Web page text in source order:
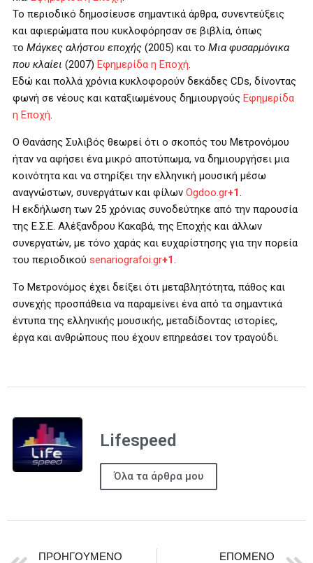
Το περιοδικό δημοσίευσε σημαντικά άρθρα, συνεντεύξεις
και αφιερώματα που κυκλοφόρησαν σε βιβλία, όπως
το Μάγκες αλήστου εποχής (2005) και το Μια φυσαρμόνικα
που κλαίει (2007) Εφημερίδα η Εποχή.
Εδώ και πολλά χρόνια κυκλοφορούν δεκάδες CDs, δίνοντας
φωνή σε νέους και καταξιωμένους δημιουργούς Εφημερίδα
η Εποχή.
Ο Θανάσης Συλιβός θεωρεί ότι ο σκοπός του Μετρονόμου
ήταν να αφήσει ένα μικρό αποτύπωμα, να δημιουργήσει μια
κοινότητα και να στηρίξει την ελληνική μουσική μέσω
αναγνώστων, συνεργάτων και φίλων Ogdoo.gr+1.
Η εκδήλωση των 25 χρόνιας συνοδεύτηκε από την παρουσία
της Ε.Σ.Ε. Αλέξανδρου Κακαβά, της Εποχής και άλλων
συνεργατών, με τόνο χαράς και ευχαρίστησης για την πορεία
του περιοδικού senariografoi.gr+1.
Το Μετρονόμος έχει δείξει ότι μεταβλητότητα, πάθος και
συνεχής προσπάθεια να παραμείνει ένα από τα σημαντικά
έντυπα της ελληνικής μουσικής, μεταδίδοντας ιστορίες,
έργα και ανθρώπους που έχουν επηρεάσει τον τραγούδι.
Lifespeed
Όλα τα άρθρα μου
ΠΡΟΗΓΟΎΜΕΝΟ
ΕΠΌΜΕΝΟ